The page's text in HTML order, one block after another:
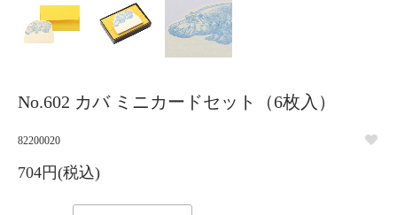
No.602 カバ ミニカードセット（6枚入）
82200020
704円(税込)